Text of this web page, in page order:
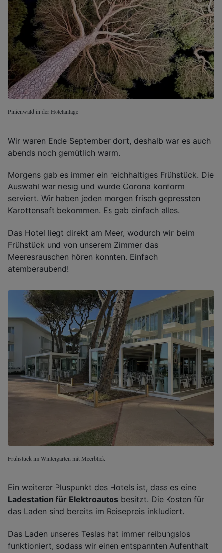
Pinienwald in der Hotelanlage
Wir waren Ende September dort, deshalb war es auch
abends noch gemütlich warm.
Morgens gab es immer ein reichhaltiges Frühstück. Die
Auswahl war riesig und wurde Corona konform
serviert. Wir haben jeden morgen frisch gepressten
Karottensaft bekommen. Es gab einfach alles.
Das Hotel liegt direkt am Meer, wodurch wir beim
Frühstück und von unserem Zimmer das
Meeresrauschen hören konnten. Einfach
atemberaubend!
Frühstück im Wintergarten mit Meerblick
Ein weiterer Pluspunkt des Hotels ist, dass es eine
Ladestation für Elektroautos besitzt. Die Kosten für
das Laden sind bereits im Reisepreis inkludiert.
Das Laden unseres Teslas hat immer reibungslos
funktioniert, sodass wir einen entspannten Aufenthalt